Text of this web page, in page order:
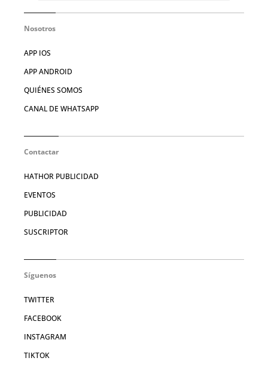
Nosotros
APP IOS
APP ANDROID
QUIÉNES SOMOS
CANAL DE WHATSAPP
Contactar
HATHOR PUBLICIDAD
EVENTOS
PUBLICIDAD
SUSCRIPTOR
Síguenos
TWITTER
FACEBOOK
INSTAGRAM
TIKTOK